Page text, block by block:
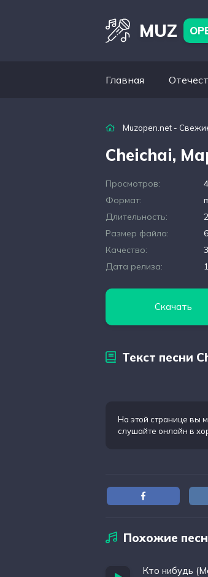
MUZ
Главная
Muzopen.net -
Cheichai,
Просмотров:
Формат:
Длительность:
Размер файла:
Качество:
Дата релиза:
Скачать
Текст песни
На этой странице вы
слушайте онлайн в
Похожие
Кто нибудь